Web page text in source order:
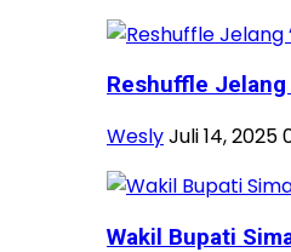
Reshuffle Jelang
WeslyJuli 14, 2025
Wakil Bupati